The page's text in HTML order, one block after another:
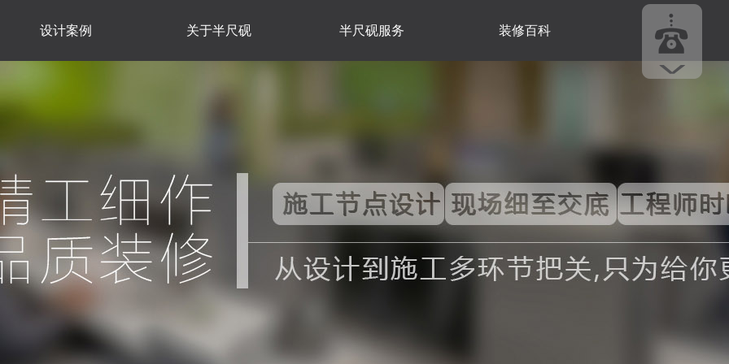
设计案例 关于半尺砚 半尺砚服务 装修百科